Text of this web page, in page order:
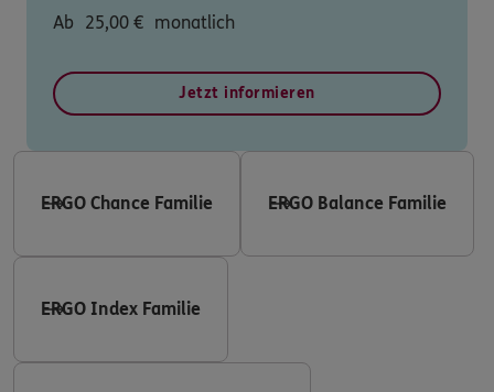
Ab 25,00 € monatlich
Jetzt informieren
ERGO Chance Familie ERGO Balance Familie
ERGO Index Familie